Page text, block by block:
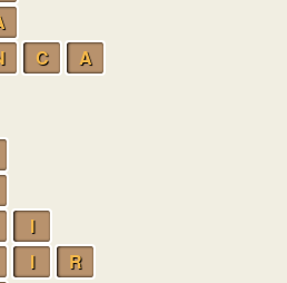
C
A
I
I
R